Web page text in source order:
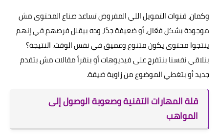
وكمان، قنوات التمويل اللي المفروض تساعد صناع المحتوى مش
موجودة بشكل فعّال، أو ضعيفة جدًا، وده بيقلل فرصهم في إنهم
ينتجوا محتوى يكون متنوع وعميق في نفس الوقت. النتيجة؟
بنلاقي نفسنا بنتفرج على فيديوهات أو بنقرأ مقالات مش بتقدم
جديد أو بتغطي الموضوع من زاوية ضيقة.
قلة المهارات التقنية وصعوبة الوصول إلى
المواهب